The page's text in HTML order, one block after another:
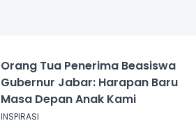
Orang Tua Penerima Beasiswa
Gubernur Jabar: Harapan Baru
Masa Depan Anak Kami
INSPIRASI